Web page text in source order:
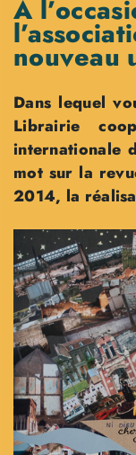
A
nouveau
Dans lequel
Librairie
internationale
mot sur la
2014, la